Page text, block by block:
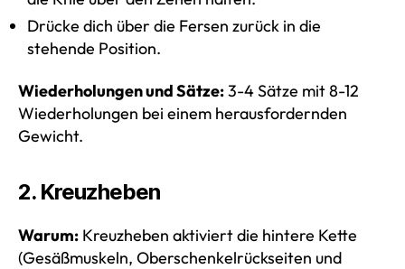
Drücke dich über die Fersen zurück in die
stehende Position.
Wiederholungen und Sätze:3-4 Sätze mit 8-12
Wiederholungen bei einem herausfordernden
Gewicht.
2. Kreuzheben
Warum: Kreuzheben aktiviert die hintere Kette
(Gesäßmuskeln, Oberschenkelrückseiten und